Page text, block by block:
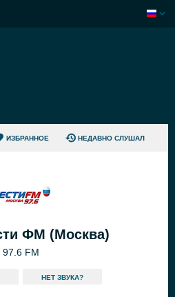
ИЗБРАННОЕ НЕДАВНО СЛУШАЛ
ФМ (Москва)
97.6 FM
HЕТ ЗВУКА?